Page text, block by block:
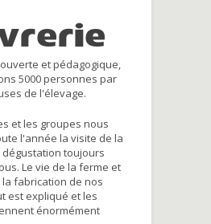
et pédagogique,
5000 personnes par
de l'élevage.
et les groupes nous
l'année la visite de la
toujours
Le vie de la ferme et
fabrication de nos
est expliqué et les
énormément